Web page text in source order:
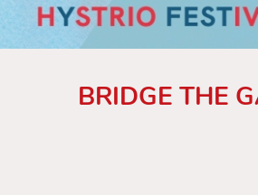
BRIDGE THE